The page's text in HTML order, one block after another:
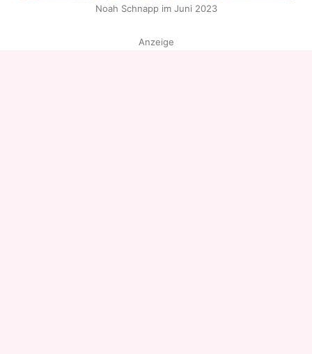
Noah Schnapp im Juni 2023
Anzeige